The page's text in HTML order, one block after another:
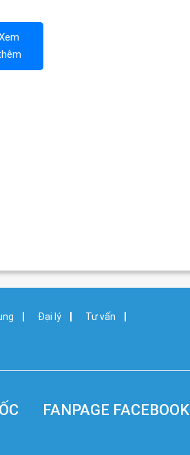
Đại lý Tư vấn
FANPAGE FACEBOOK